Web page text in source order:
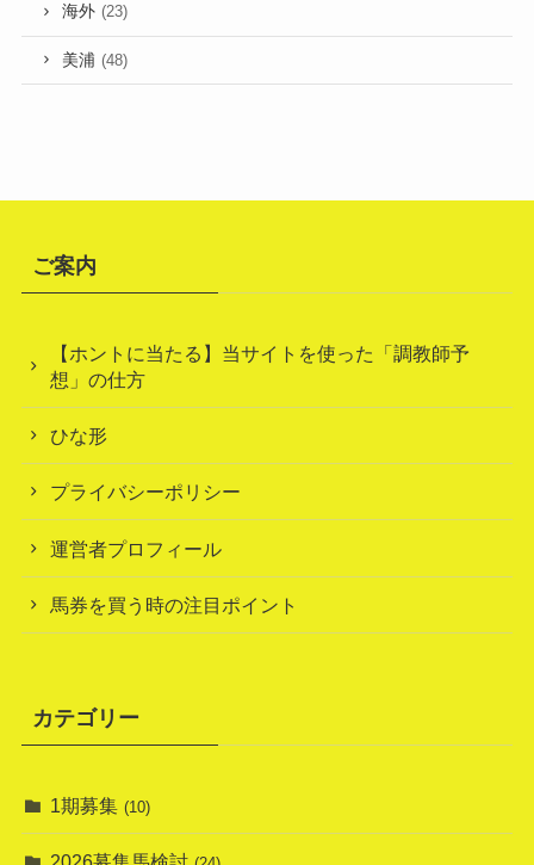
海外 (23)
美浦 (48)
ご案内
【ホントに当たる】当サイトを使った「調教師予
想」の仕方
ひな形
プライバシーポリシー
運営者プロフィール
馬券を買う時の注目ポイント
カテゴリー
1期募集 (10)